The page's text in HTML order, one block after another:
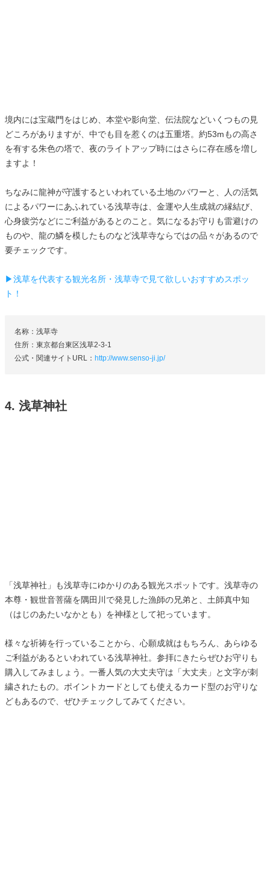
境内には宝蔵門をはじめ、本堂や影向堂、伝法院などいくつもの見
どころがありますが、中でも目を惹くのは五重塔。約53mもの高さ
を有する朱色の塔で、夜のライトアップ時にはさらに存在感を増し
ますよ！
ちなみに龍神が守護するといわれている土地のパワーと、人の活気
によるパワーにあふれている浅草寺は、金運や人生成就の縁結び、
心身疲労などにご利益があるとのこと。気になるお守りも雷避けの
ものや、龍の鱗を模したものなど浅草寺ならではの品々があるので
要チェックです。
▶浅草を代表する観光名所・浅草寺で見て欲しいおすすめスポッ
ト！
名称：浅草寺
住所：東京都台東区浅草2-3-1
公式・関連サイトURL： http://www.senso-ji.jp/
4. 浅草神社
「浅草神社」も浅草寺にゆかりのある観光スポットです。浅草寺の
本尊・観世音菩薩を隅田川で発見した漁師の兄弟と、土師真中知
（はじのあたいなかとも）を神様として祀っています。
様々な祈祷を行っていることから、心願成就はもちろん、あらゆる
ご利益があるといわれている浅草神社。参拝にきたらぜひお守りも
購入してみましょう。一番人気の大丈夫守は「大丈夫」と文字が刺
繍されたもの。ポイントカードとしても使えるカード型のお守りな
どもあるので、ぜひチェックしてみてください。